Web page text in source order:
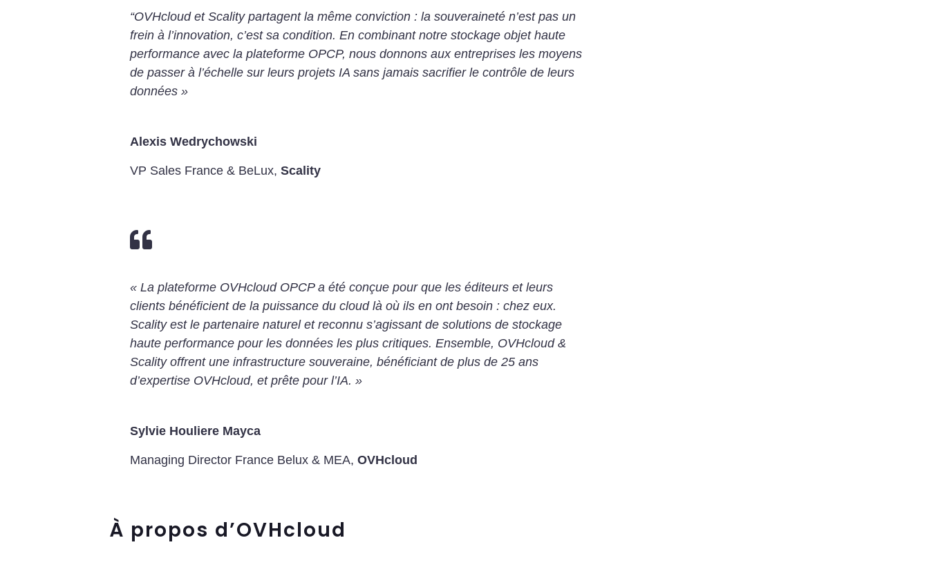
“OVHcloud et Scality partagent la même conviction : la souveraineté n’est pas un
frein à l’innovation, c’est sa condition. En combinant notre stockage objet haute
performance avec la plateforme OPCP, nous donnons aux entreprises les moyens
de passer à l’échelle sur leurs projets IA sans jamais sacrifier le contrôle de leurs
données »
Alexis Wedrychowski
VP Sales France & BeLux, Scality

« La plateforme OVHcloud OPCP a été conçue pour que les éditeurs et leurs
clients bénéficient de la puissance du cloud là où ils en ont besoin : chez eux.
Scality est le partenaire naturel et reconnu s’agissant de solutions de stockage
haute performance pour les données les plus critiques. Ensemble, OVHcloud &
Scality offrent une infrastructure souveraine, bénéficiant de plus de 25 ans
d’expertise OVHcloud, et prête pour l’IA. »
Sylvie Houliere Mayca
Managing Director France Belux & MEA, OVHcloud
À propos d’OVHcloud